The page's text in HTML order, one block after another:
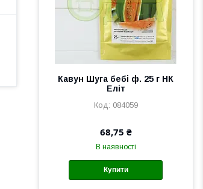
Кавун Шуга бебі ф. 25 г НК
Еліт
084059
68,75 ₴
В наявності
Купити